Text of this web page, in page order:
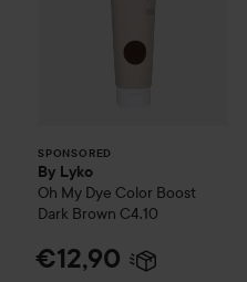
SPONSORED
By Lyko
Oh My Dye Color Boost
Dark Brown C4.10
€12,90